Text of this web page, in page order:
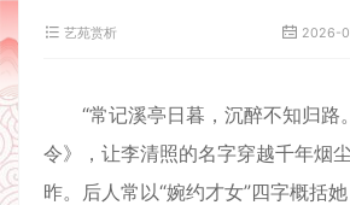
艺苑赏析 2026-
“常记溪亭日暮，沉醉不知归路
令》，让李清照的名字穿越千年烟
昨。后人常以“婉约才女”四字概括